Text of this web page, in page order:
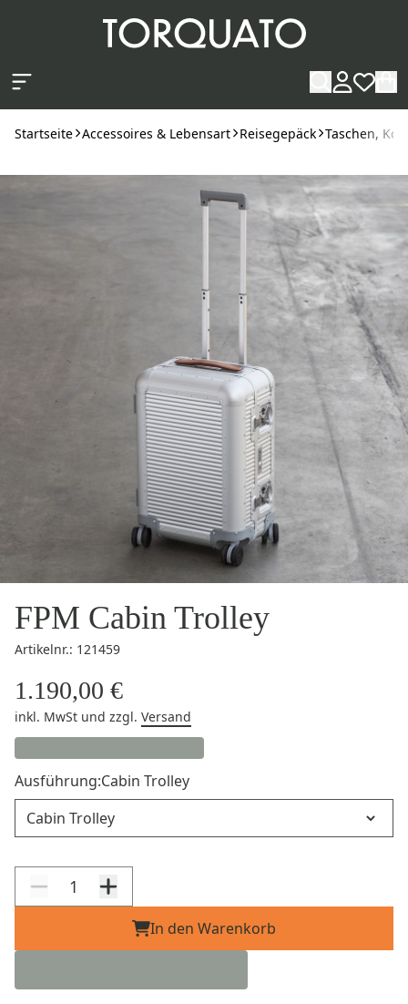
Startseite Accessoires & Lebensart Reisegepäck Taschen,
FPM Cabin Trolley
Artikelnr.: 121459
1.190,00 €
inkl. MwSt und zzgl. Versand
Ausführung:Cabin Trolley
In den Warenkorb